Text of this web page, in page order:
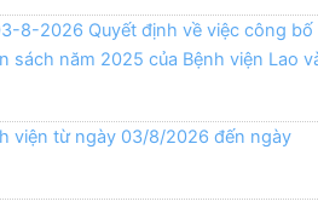
8-2026 Quyết định về việc công bố
sách năm 2025 của Bệnh viện Lao
viện từ ngày 03/8/2026 đến ngày